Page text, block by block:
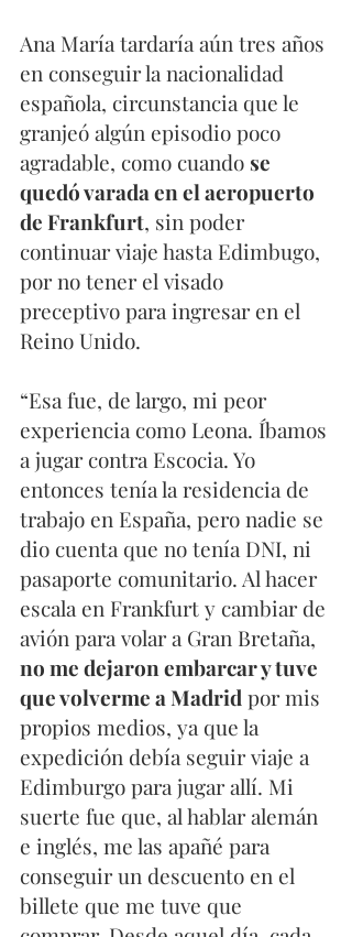
Ana María tardaría aún tres años
en conseguir la nacionalidad
española, circunstancia que le
granjeó algún episodio poco
agradable, como cuando se
quedó varada en el aeropuerto
de Frankfurt, sin poder
continuar viaje hasta Edimbugo,
por no tener el visado
preceptivo para ingresar en el
Reino Unido.
“Esa fue, de largo, mi peor
experiencia como Leona. Íbamos
a jugar contra Escocia. Yo
entonces tenía la residencia de
trabajo en España, pero nadie se
dio cuenta que no tenía DNI, ni
pasaporte comunitario. Al hacer
escala en Frankfurt y cambiar de
avión para volar a Gran Bretaña,
no me dejaron embarcar y tuve
que volverme a Madrid por mis
propios medios, ya que la
expedición debía seguir viaje a
Edimburgo para jugar allí. Mi
suerte fue que, al hablar alemán
e inglés, me las apañé para
conseguir un descuento en el
billete que me tuve que